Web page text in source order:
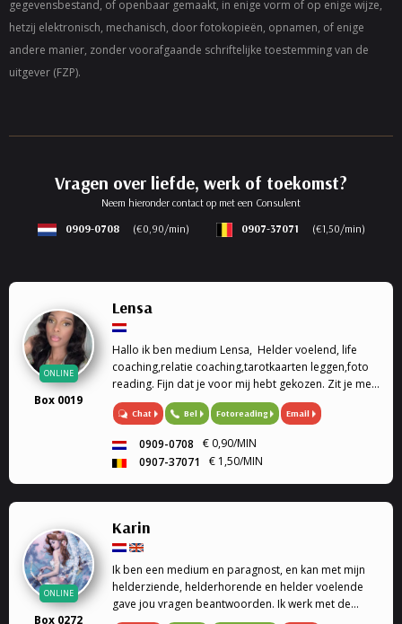
gegevensbestand, of openbaar gemaakt, in enige vorm of op enige wijze,
hetzij elektronisch, mechanisch, door fotokopieën, opnamen, of enige
andere manier, zonder voorafgaande schriftelijke toestemming van de
uitgever (FZP).
Vragen over liefde, werk of toekomst?
Neem hieronder contact op met een Consulent
0909-0708
(€0,90/min) 0907-37071 (€1,50/min)
ONLINE
Box 0019
Lensa
Hallo ik ben medium Lensa, Helder voelend, life
coaching,relatie coaching,tarotkaarten leggen,foto
reading. Fijn dat je voor mij hebt gekozen. Zit je met
vragen over welke situatie dan ook in jouw leven
help ik als jarenlange ervaren medium jou graag om
Chat Bel Fotoreading Email
0909-0708
€ 0,90/MIN
0907-37071
€ 1,50/MIN
ONLINE
Box 0272
Karin
Ik ben een medium en paragnost, en kan met mijn
helderziende, helderhorende en helder voelende
gave jou vragen beantwoorden. Ik werk met de
engelen kaarten en geef engelen readings en